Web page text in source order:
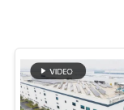
DEL
SITO